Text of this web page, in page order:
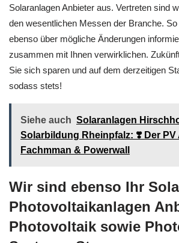
brauchen? Wir führen alles rund um
nach gängigen Rechtsvorschriften als
Solaranlagen Anbieter aus. Vertreten sind
den wesentlichen Messen der Branche.
ebenso über mögliche Änderungen
zusammen mit Ihnen verwirklichen.
Siehe auch Solaranlagen
Wir sind ebenso Ihr
Photovoltaikanlagen